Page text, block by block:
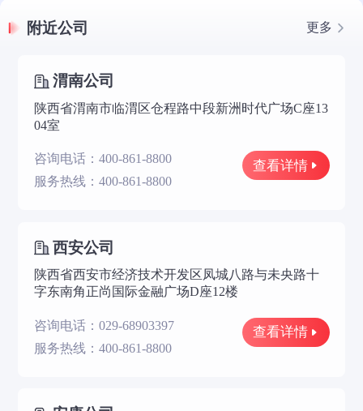
附近公司 更多
渭南公司
陕西省渭南市临渭区仓程路中段新洲时代广场C座13
04室
咨询电话：400-861-8800
服务热线：400-861-8800
查看详情
西安公司
陕西省西安市经济技术开发区凤城八路与未央路十
字东南角正尚国际金融广场D座12楼
咨询电话：029-68903397
服务热线：400-861-8800
查看详情